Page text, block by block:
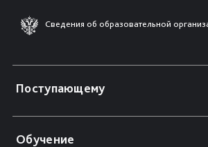
Сведения об образовательной
Поступающему
Обучение